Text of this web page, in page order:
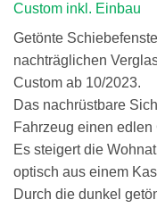
Custom inkl. Einbau
Getönte
nachträglichen
Custom ab 10/2023.
Das nachrüstbare
Fahrzeug einen edlen
Es steigert die
optisch aus einem
Durch die dunkel